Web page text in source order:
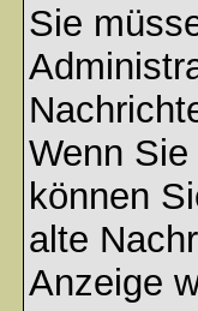
Sie
Wenn
können
alte
Anzeige